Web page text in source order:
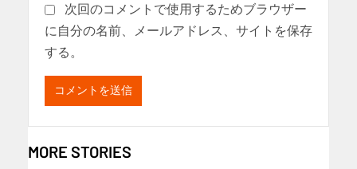
次回のコメントで使用するためブラウザー
に自分の名前、メールアドレス、サイトを保存
する。
MORE STORIES